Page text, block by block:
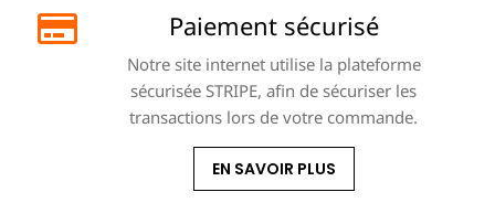
Paiement sécurisé
Notre site internet utilise la plateforme
sécurisée STRIPE, afin de sécuriser les
transactions lors de votre commande.
EN SAVOIR PLUS